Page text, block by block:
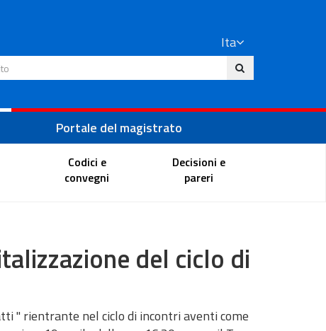
Ita
Portale del magistrato
Codici e
convegni
Decisioni e
pareri
del ciclo di
" rientrante nel ciclo di incontri aventi come